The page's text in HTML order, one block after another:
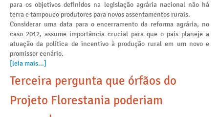
para os objetivos definidos na legislação agrária nacional não há
terra e tampouco produtores para novos assentamentos rurais.
Considerar uma data para o encerramento da reforma agrária, no
caso 2012, assume importância crucial para que o país planeje a
atuação da política de incentivo à produção rural em um novo e
promissor cenário.
[leia mais...]
Terceira pergunta que órfãos do
Projeto Florestania poderiam